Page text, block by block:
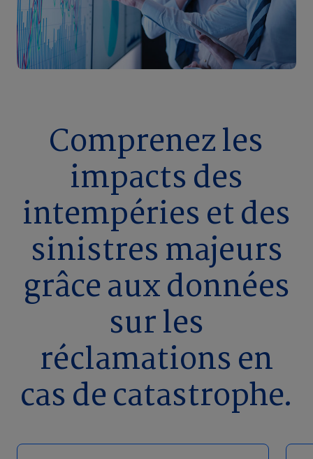
Comprenez les
impacts des
intempéries et des
sinistres majeurs
grâce aux données
sur les
réclamations en
cas de catastrophe.